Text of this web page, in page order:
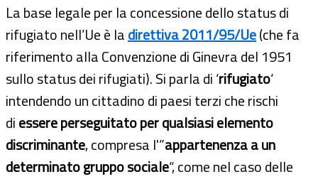
La base legale per la concessione dello status di
rifugiato nell’Ue è ladirettiva 2011/95/Ue(che fa
riferimento alla Convenzione di Ginevra del 1951
sullo status dei rifugiati). Si parla di ‘rifugiato‘
intendendo un cittadino di paesi terzi che rischi
diessere perseguitato per qualsiasi elemento
discriminante, compresa l'”appartenenza a un
determinato gruppo sociale“, come nel caso delle